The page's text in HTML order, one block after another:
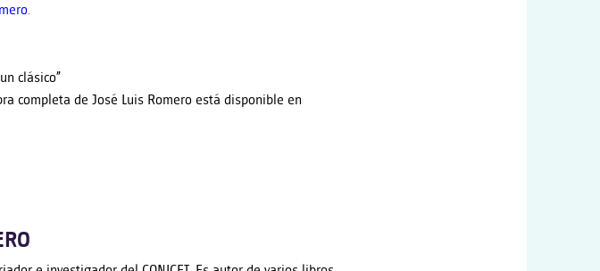
.
clásico”
completa de José Luis Romero está disponible en